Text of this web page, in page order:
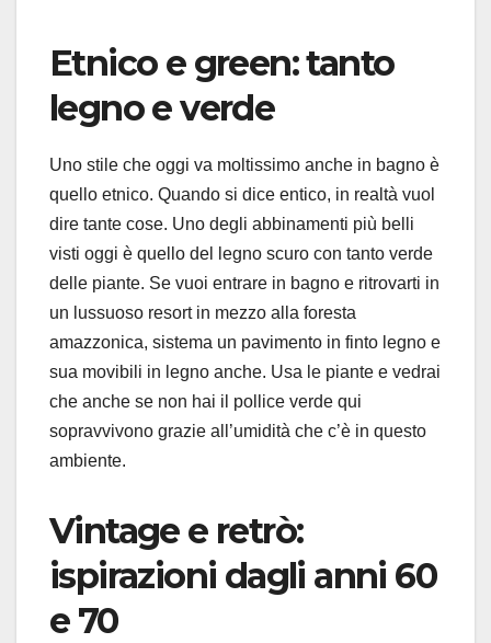
Etnico e green: tanto
legno e verde
Uno stile che oggi va moltissimo anche in bagno è
quello etnico. Quando si dice entico, in realtà vuol
dire tante cose. Uno degli abbinamenti più belli
visti oggi è quello del legno scuro con tanto verde
delle piante. Se vuoi entrare in bagno e ritrovarti in
un lussuoso resort in mezzo alla foresta
amazzonica, sistema un pavimento in finto legno e
sua movibili in legno anche. Usa le piante e vedrai
che anche se non hai il pollice verde qui
sopravvivono grazie all’umidità che c’è in questo
ambiente.
Vintage e retrò:
ispirazioni dagli anni 60
e 70